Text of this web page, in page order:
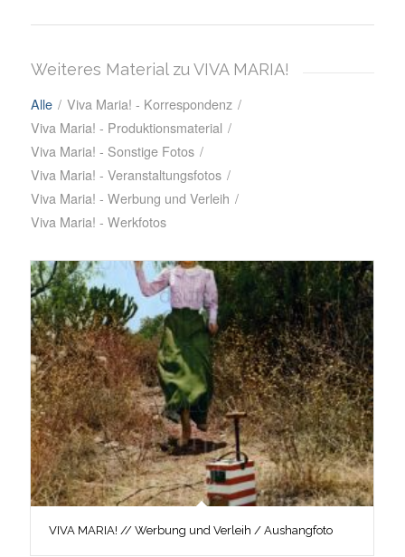
Weiteres Material zu VIVA MARIA!
Alle / Viva Maria! - Korrespondenz /
Viva Maria! - Produktionsmaterial /
Viva Maria! - Sonstige Fotos /
Viva Maria! - Veranstaltungsfotos /
Viva Maria! - Werbung und Verleih /
Viva Maria! - Werkfotos
VIVA MARIA! // Werbung und Verleih / Aushangfoto